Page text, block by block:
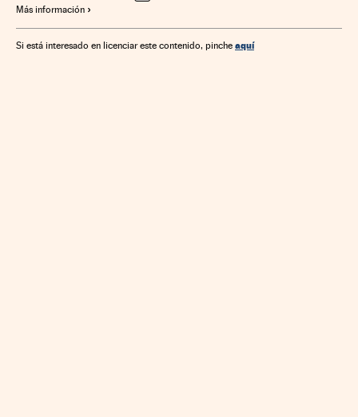
Más información
Si está interesado en licenciar este contenido, pinche aquí